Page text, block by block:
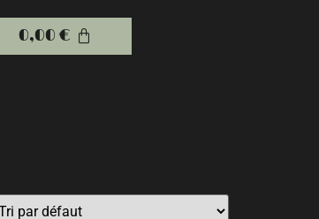
0,00€